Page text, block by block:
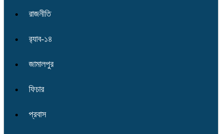
রাজনীতি
র‌্যাব-১৪
জামালপুর
ফিচার
প্রবাস